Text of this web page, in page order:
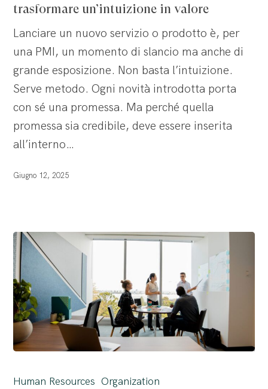
o
come
trasformare
un’intuizione
in
valore
trasformare un’intuizione in valore
Lanciare un nuovo servizio o prodotto è, per
una PMI, un momento di slancio ma anche di
grande esposizione. Non basta l’intuizione.
Serve metodo. Ogni novità introdotta porta
con sé una promessa. Ma perché quella
promessa sia credibile, deve essere inserita
all’interno…
Giugno 12, 2025
strategica:
Human Resources Organization